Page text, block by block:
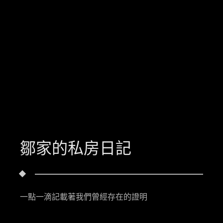
鄒家的私房日記
一點一滴記載著我們曾經存在的證明